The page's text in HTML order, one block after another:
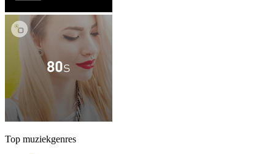
Top muziekgenres